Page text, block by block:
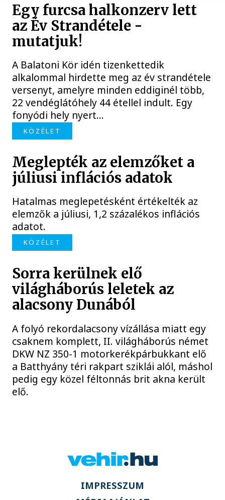
Egy furcsa halkonzerv lett
az Év Strandétele -
mutatjuk!
A Balatoni Kör idén tizenkettedik
alkalommal hirdette meg az év strandétele
versenyt, amelyre minden eddiginél több,
22 vendéglátóhely 44 étellel indult. Egy
fonyódi hely nyert...
KÖZÉLET
Meglepték az elemzőket a
júliusi inflációs adatok
Hatalmas meglepetésként értékelték az
elemzők a júliusi, 1,2 százalékos inflációs
adatot.
KÖZÉLET
Sorra kerülnek elő
világháborús leletek az
alacsony Dunából
A folyó rekordalacsony vízállása miatt egy
csaknem komplett, II. világháborús német
DKW NZ 350-1 motorkerékpárbukkant elő
a Batthyány téri rakpart sziklái alól, máshol
pedig egy közel féltonnás brit akna került
elő.
IMPRESSZUM